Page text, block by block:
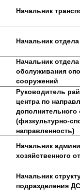
Начальник
Начальник
Начальник отдела
обслуживания
сооружений
Руководитель
центра по
дополнительного
(физкультурно-
направленность)
Начальник
хозяйственного
Начальник
подразделения